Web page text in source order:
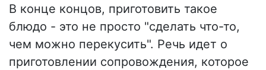
В конце концов, приготовить такое
блюдо - это не просто "сделать что-то,
чем можно перекусить". Речь идет о
приготовлении сопровождения, которое